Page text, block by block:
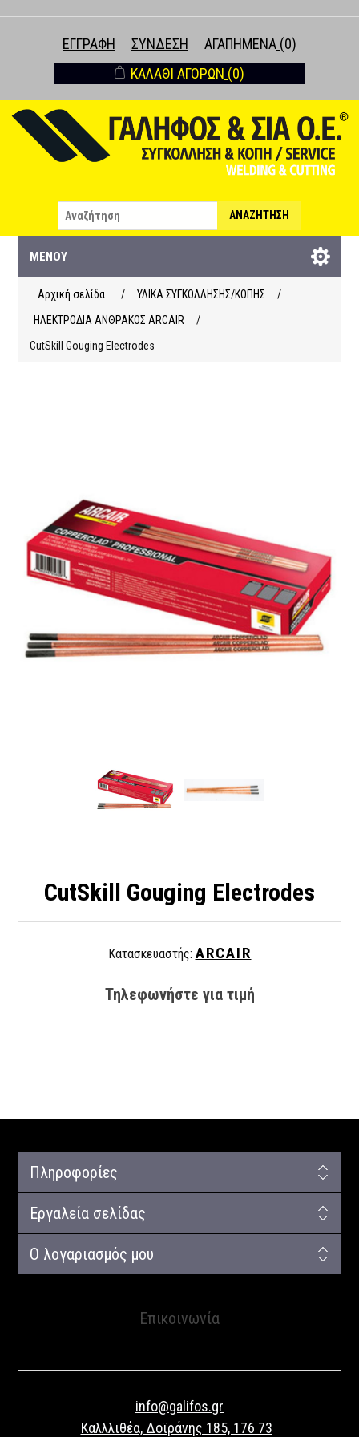
ΕΓΓΡΑΦΉ ΣΎΝΔΕΣΗ ΑΓΑΠΗΜΈΝΑ (0)
ΚΑΛΆΘΙ ΑΓΟΡΏΝ (0)
ΑΝΑΖΉΤΗΣΗ
ΜΕΝΟΎ
Αρχική σελίδα / ΥΛΙΚΑ ΣΥΓΚΟΛΛΗΣΗΣ/ΚΟΠΗΣ
/
ΗΛΕΚΤΡΟΔΙΑ ΑΝΘΡΑΚΟΣ ARCAIR
/
CutSkill Gouging Electrodes
CutSkill Gouging Electrodes
Κατασκευαστής: ARCAIR
Τηλεφωνήστε για τιμή
Πληροφορίες
Εργαλεία σελίδας
Ο λογαριασμός μου
Επικοινωνία
info@galifos.gr
Καλλλιθέα, Δοϊράνης 185, 176 73